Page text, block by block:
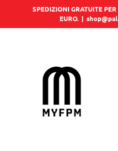
SPEDIZIONI GRATUITE
EURO. |